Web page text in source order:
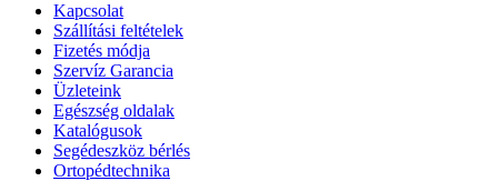
Kapcsolat
Szállítási feltételek
Fizetés módja
Szervíz Garancia
Üzleteink
Egészség oldalak
Katalógusok
Segédeszköz bérlés
Ortopédtechnika